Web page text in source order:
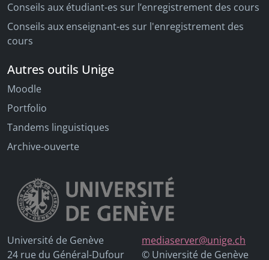
Conseils aux étudiant-es sur l’enregistrement des cours
Conseils aux enseignant-es sur l'enregistrement des
cours
Autres outils Unige
Moodle
Portfolio
Tandems linguistiques
Archive-ouverte
Université de Genève
24 rue du Général-Dufour
mediaserver@unige.ch
© Université de Genève